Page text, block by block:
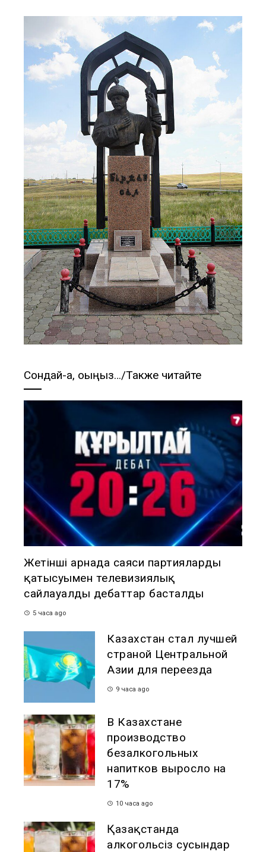
Сондай-ақ, оқыңыз…/Также читайте
Жетінші арнада саяси партиялардың
қатысуымен телевизиялық
сайлауалды дебаттар басталды
5 часа ago
Казахстан стал лучшей
страной Центральной
Азии для переезда
9 часа ago
В Казахстане
производство
безалкогольных
напитков выросло на
17%
10 часа ago
Қазақстанда
алкогольсіз сусындар